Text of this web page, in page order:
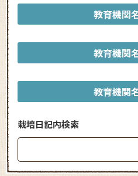
教育機関
教育機関
教育機関
栽培日記内検索